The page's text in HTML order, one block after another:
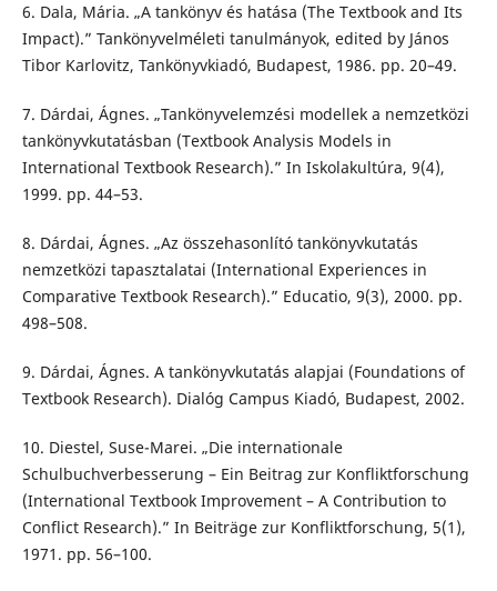
6. Dala, Mária. „A tankönyv és hatása (The Textbook and Its
Impact).” Tankönyvelméleti tanulmányok, edited by János
Tibor Karlovitz, Tankönyvkiadó, Budapest, 1986. pp. 20–49.
7. Dárdai, Ágnes. „Tankönyvelemzési modellek a nemzetközi
tankönyvkutatásban (Textbook Analysis Models in
International Textbook Research).” In Iskolakultúra, 9(4),
1999. pp. 44–53.
8. Dárdai, Ágnes. „Az összehasonlító tankönyvkutatás
nemzetközi tapasztalatai (International Experiences in
Comparative Textbook Research).” Educatio, 9(3), 2000. pp.
498–508.
9. Dárdai, Ágnes. A tankönyvkutatás alapjai (Foundations of
Textbook Research). Dialóg Campus Kiadó, Budapest, 2002.
10. Diestel, Suse-Marei. „Die internationale
Schulbuchverbesserung – Ein Beitrag zur Konfliktforschung
(International Textbook Improvement – A Contribution to
Conflict Research).” In Beiträge zur Konfliktforschung, 5(1),
1971. pp. 56–100.